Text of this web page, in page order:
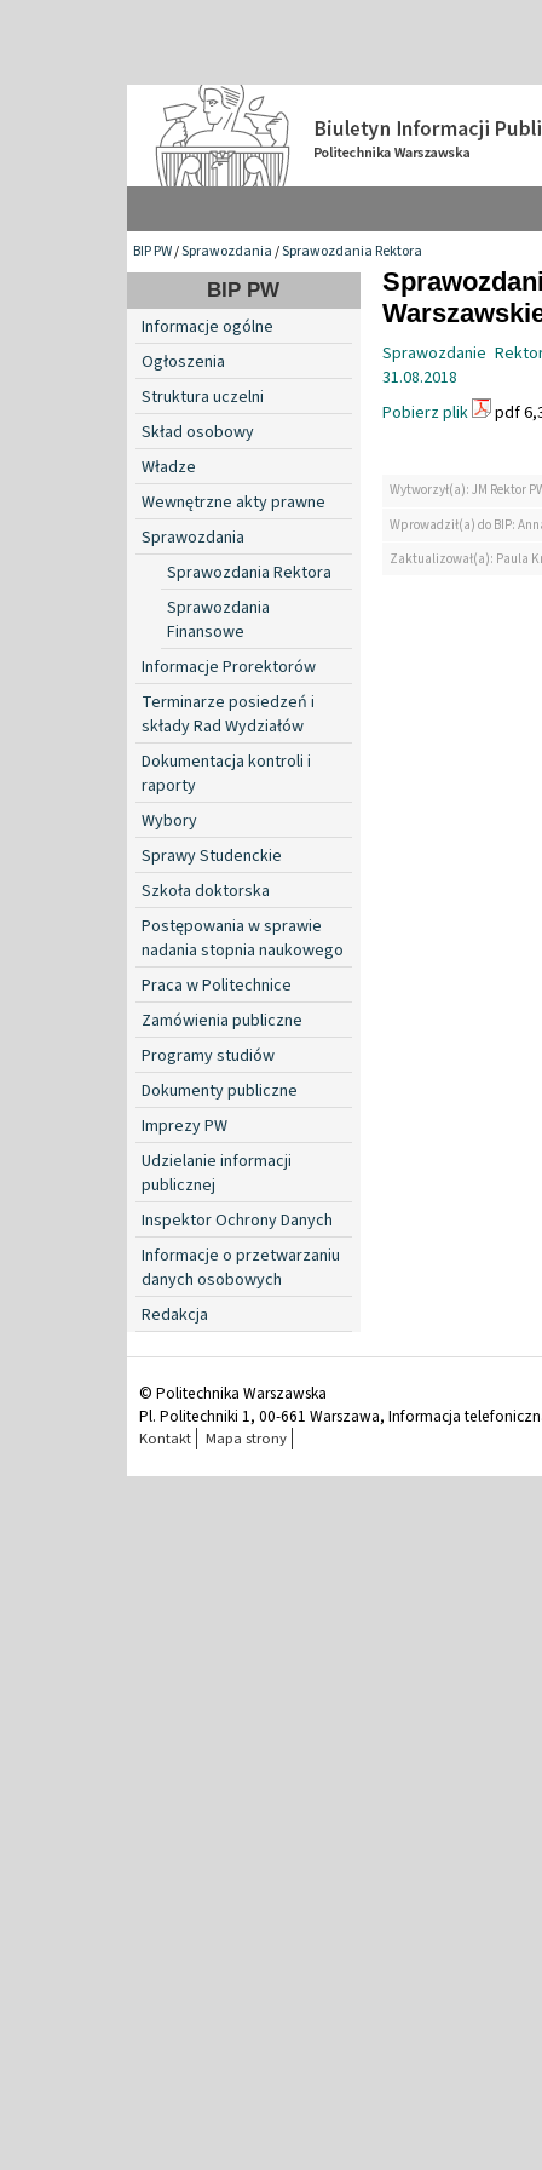
BIP PW/Sprawozdania/Sprawozdania Rektora
BIP PW
Informacje ogólne
Ogłoszenia
Struktura uczelni
Skład osobowy
Władze
Wewnętrzne akty prawne
Sprawozdania
Sprawozdania Rektora
Sprawozdania
Finansowe
Informacje Prorektorów
Terminarze posiedzeń i
składy Rad Wydziałów
Dokumentacja kontroli i
raporty
Wybory
Sprawy Studenckie
Szkoła doktorska
Postępowania w sprawie
nadania stopnia naukowego
Praca w Politechnice
Zamówienia publiczne
Programy studiów
Dokumenty publiczne
Imprezy PW
Udzielanie informacji
publicznej
Inspektor Ochrony Danych
Informacje o przetwarzaniu
danych osobowych
Redakcja
Sprawozdanie
31.08.2018
Pobierz plik
pdf
Wytworzył(a): JM Rektor
Wprowadził(a) do BIP:
Zaktualizował(a): Paula
© Politechnika Warszawska
Pl. Politechniki 1, 00-661 Warszawa, Informacja
Kontakt Mapa strony